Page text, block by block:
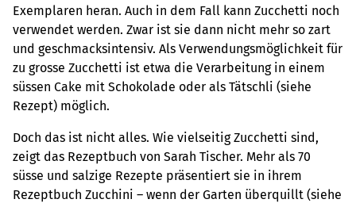
Exemplaren heran. Auch in dem Fall kann Zucchetti noch
verwendet werden. Zwar ist sie dann nicht mehr so zart
und geschmacksintensiv. Als Verwendungsmöglichkeit für
zu grosse Zucchetti ist etwa die Verarbeitung in einem
süssen Cake mit Schokolade oder als Tätschli (siehe
Rezept) möglich.
Doch das ist nicht alles. Wie vielseitig Zucchetti sind,
zeigt das Rezeptbuch von Sarah Tischer. Mehr als 70
süsse und salzige Rezepte präsentiert sie in ihrem
Rezeptbuch Zucchini – wenn der Garten überquillt (siehe